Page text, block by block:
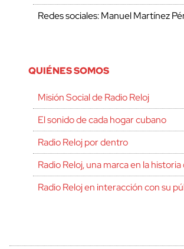
Redes sociales: Manuel Martínez
QUIÉNES SOMOS
Misión Social de Radio Reloj
El sonido de cada hogar cubano
Radio Reloj por dentro
Radio Reloj, una marca en la
Radio Reloj en interacción con su